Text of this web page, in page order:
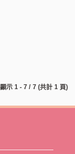
顯示 1 - 7 / 7 (共計 1 頁)